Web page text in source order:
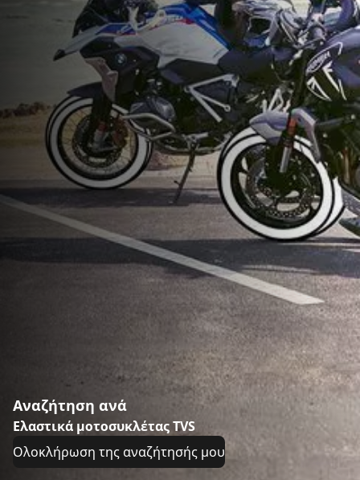
Αναζήτηση ανά
Ελαστικά μοτοσυκλέτας TVS
Ολοκλήρωση της αναζήτησής μου